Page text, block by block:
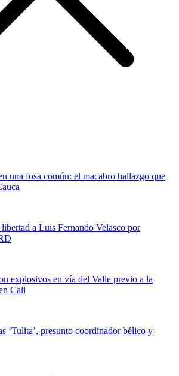
una fosa común: el macabro hallazgo que
a Luis Fernando Velasco por
explosivos en vía del Valle previo a la
Cali
‘Tulita’, presunto coordinador bélico y